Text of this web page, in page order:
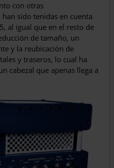
con otras
sido tenidas en cuenta
al igual que en el resto de
de tamaño, un
y la reubicación de
y traseros, lo cual ha
cabezal que apenas llega a